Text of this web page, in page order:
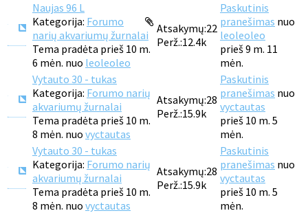
Naujas 96 L
Kategorija: Forumo
narių akvariumų žurnalai
Tema pradėta prieš 10 m.
6 mėn. nuo leoleoleo
Atsakymų:22
Perž.:12.4k
Paskutinis
pranešimas nuo
leoleoleo
prieš 9 m. 11
mėn.
Vytauto 30 - tukas
Kategorija: Forumo narių
akvariumų žurnalai
Tema pradėta prieš 10 m.
8 mėn. nuo vyctautas
Atsakymų:28
Perž.:15.9k
Paskutinis
pranešimas nuo
vyctautas
prieš 10 m. 5
mėn.
Vytauto 30 - tukas
Kategorija: Forumo narių
akvariumų žurnalai
Tema pradėta prieš 10 m.
8 mėn. nuo vyctautas
Atsakymų:28
Perž.:15.9k
Paskutinis
pranešimas nuo
vyctautas
prieš 10 m. 5
mėn.